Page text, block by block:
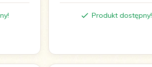
Produkt dostępny!